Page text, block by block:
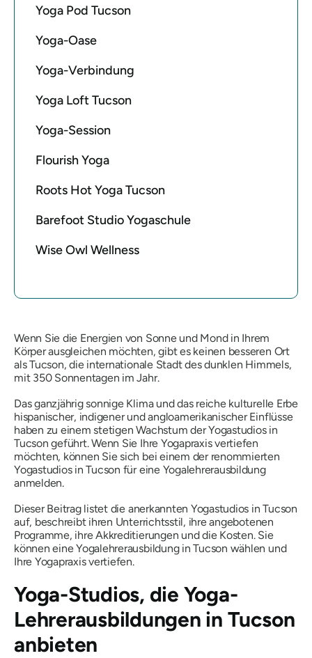
Yoga Pod Tucson
Yoga-Oase
Yoga-Verbindung
Yoga Loft Tucson
Yoga-Session
Flourish Yoga
Roots Hot Yoga Tucson
Barefoot Studio Yogaschule
Wise Owl Wellness
Wenn Sie die Energien von Sonne und Mond in Ihrem
Körper ausgleichen möchten, gibt es keinen besseren Ort
als Tucson, die internationale Stadt des dunklen Himmels,
mit 350 Sonnentagen im Jahr.
Das ganzjährig sonnige Klima und das reiche kulturelle Erbe
hispanischer, indigener und angloamerikanischer Einflüsse
haben zu einem stetigen Wachstum der Yogastudios in
Tucson geführt. Wenn Sie Ihre Yogapraxis vertiefen
möchten, können Sie sich bei einem der renommierten
Yogastudios in Tucson für eine Yogalehrerausbildung
anmelden.
Dieser Beitrag listet die anerkannten Yogastudios in Tucson
auf, beschreibt ihren Unterrichtsstil, ihre angebotenen
Programme, ihre Akkreditierungen und die Kosten. Sie
können eine Yogalehrerausbildung in Tucson wählen und
Ihre Yogapraxis vertiefen.
Yoga-Studios, die Yoga-
Lehrerausbildungen in Tucson
anbieten